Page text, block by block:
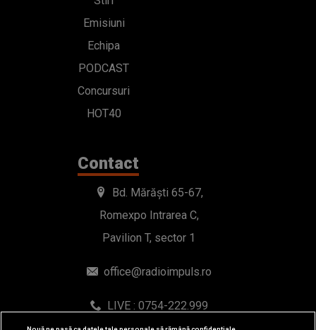
Emisiuni
Echipa
PODCAST
Concursuri
HOT40
Contact
Bd. Mărăști 65-67,
Romexpo Intrarea C,
Pavilion T, sector 1
office@radioimpuls.ro
LIVE : 0754-222.999